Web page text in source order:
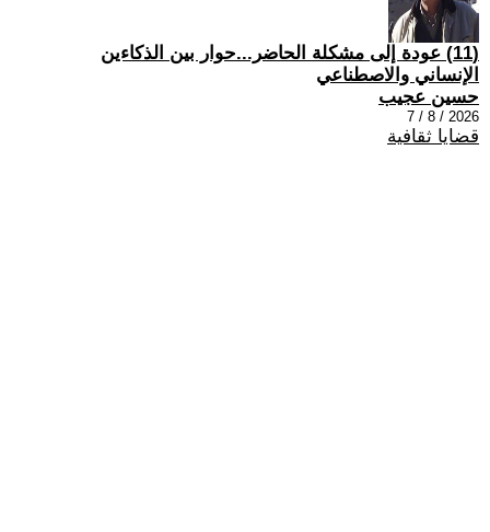
(11) عودة إلى مشكلة الحاضر...حوار بين الذكاءين
الإنساني والاصطناعي
حسين عجيب
2026 / 8 / 7
قضايا ثقافية